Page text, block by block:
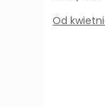
Od